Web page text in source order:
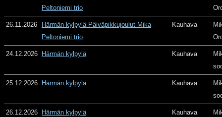
Peltoniemi trio
26.11.2026
Härmän kylpylä Päiväpikkujoulut Mika
Peltoniemi trio
Kauhava
24.12.2026 Härmän kylpylä Kauhava
25.12.2026 Härmän kylpylä Kauhava
26.12.2026 Härmän kylpylä Kauhava